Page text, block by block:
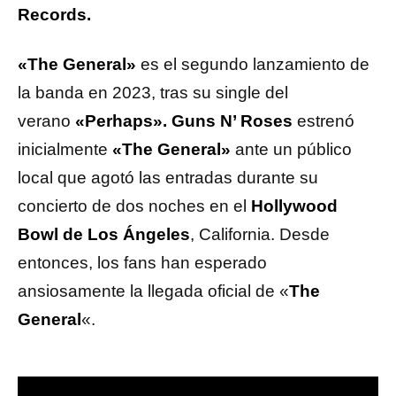
Records.
«The General» es el segundo lanzamiento de
la banda en 2023, tras su single del
verano «Perhaps». Guns N’ Roses estrenó
inicialmente «The General» ante un público
local que agotó las entradas durante su
concierto de dos noches en el Hollywood
Bowl de Los Ángeles, California. Desde
entonces, los fans han esperado
ansiosamente la llegada oficial de «The
General «.